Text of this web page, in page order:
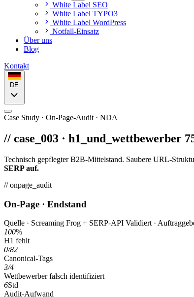
White Label SEO
White Label TYPO3
White Label WordPress
Notfall-Einsatz
Über uns
Blog
Kontakt
DE
Case Study · On-Page-Audit · NDA
// case_003 · h1_und_wettbewerber
Technisch gepflegter B2B-Mittelstand. Saubere URL-
SERP auf.
// onpage_audit
On-Page · Endstand
Quelle · Screaming Frog + SERP-API Validiert ·
100%
H1 fehlt
0/82
Canonical-Tags
3/4
Wettbewerber falsch identifiziert
6Std
Audit-Aufwand